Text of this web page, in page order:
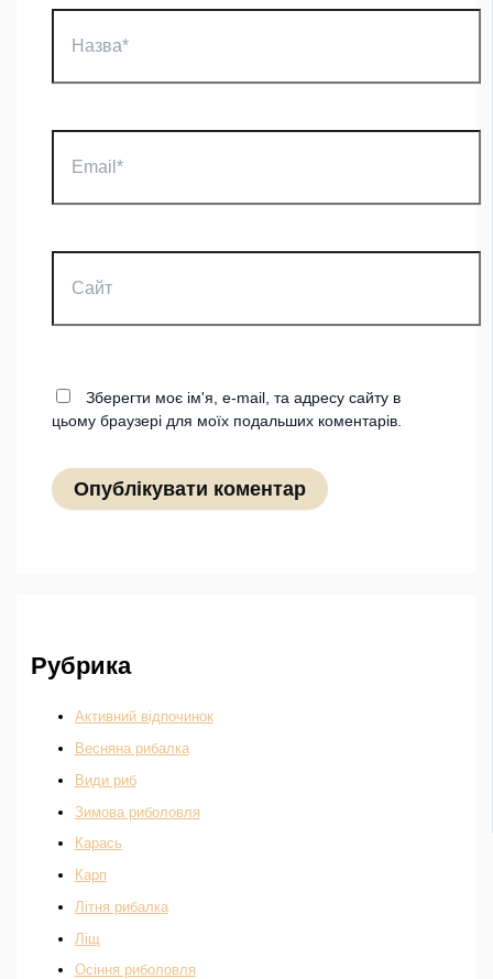
Зберегти моє ім'я, e-mail, та адресу сайту в
цьому браузері для моїх подальших коментарів.
Рубрика
Активний відпочинок
Весняна рибалка
Види риб
Зимова риболовля
Карась
Карп
Літня рибалка
Ліщ
Осіння риболовля